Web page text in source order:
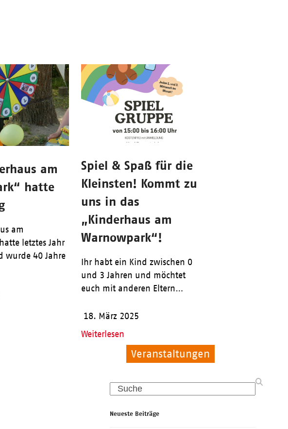
Allgemein
Kinder
am
hatte
am
letztes Jahr
wurde 40 Jahre
Veranstaltungen
Spiel & Spaß für die
Kleinsten! Kommt zu
uns in das
„Kinderhaus am
Warnowpark“!
Ihr habt ein Kind zwischen 0
und 3 Jahren und möchtet
euch mit anderen Eltern…
18. März 2025
Weiterlesen
Search
Neueste Beiträge